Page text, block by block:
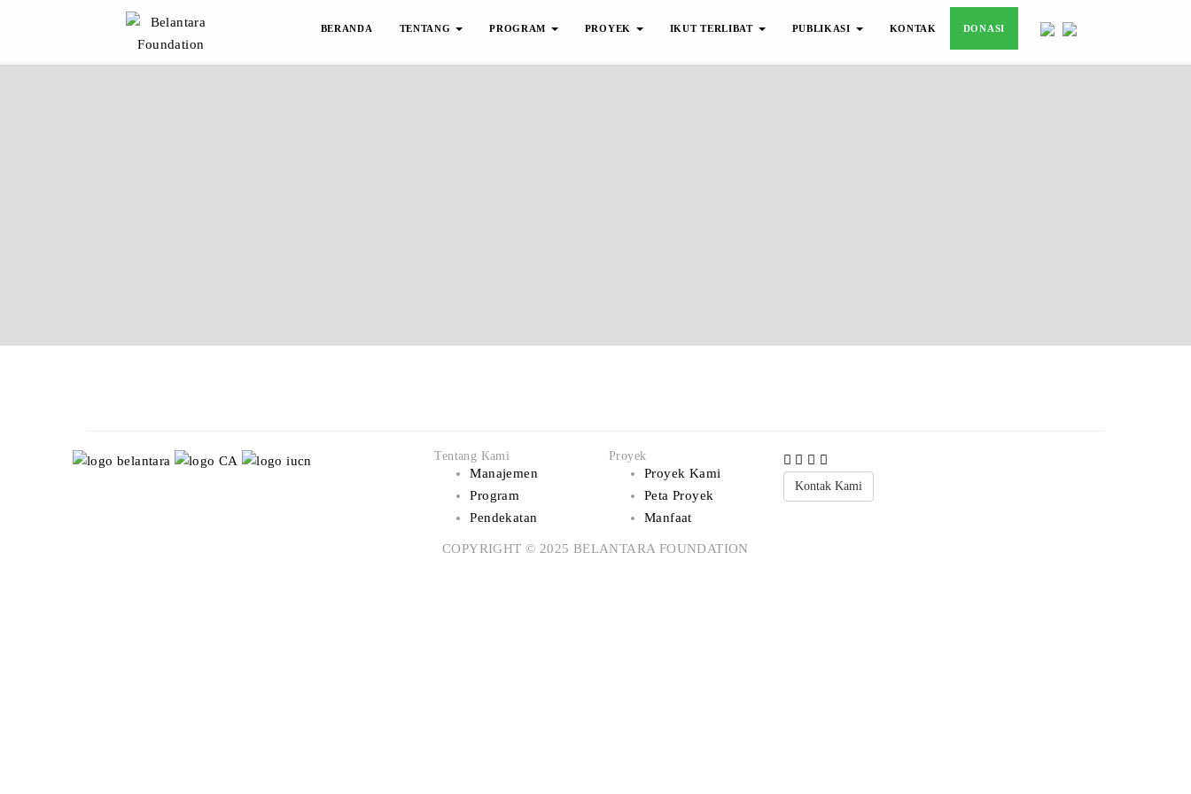
BERANDA TENTANG PROGRAM PROYEK IKUT TERLIBAT PUBLIKASI KONTAK DONASI
Tentang Kami
Manajemen
Program
Pendekatan
Proyek
Proyek Kami
Peta Proyek
Manfaat
Kontak Kami
COPYRIGHT © 2025 BELANTARA FOUNDATION